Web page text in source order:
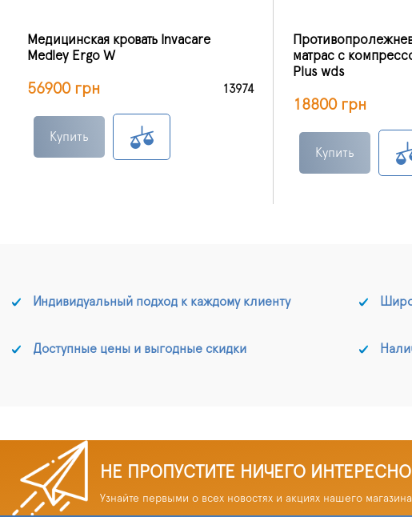
Медицинская кровать Invacare
Medley Ergo W
56900 грн 13974
Купить
матрас с
Plus wds
18800 грн
Купить
Индивидуальный подход к каждому клиенту
Доступные цены и выгодные скидки
НЕ ПРОПУСТИТЕ НИЧЕГО
Узнайте первыми о всех новостях и акциях нашего магазина